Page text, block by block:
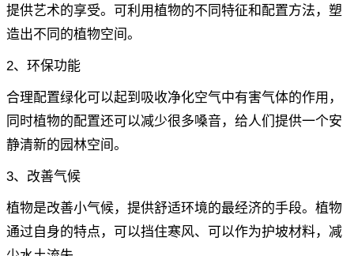
提供艺术的享受。可利用植物的不同特征和配置方法，塑
造出不同的植物空间。
2、环保功能
合理配置绿化可以起到吸收净化空气中有害气体的作用，
同时植物的配置还可以减少很多嗓音，给人们提供一个安
静清新的园林空间。
3、改善气候
植物是改善小气候，提供舒适环境的最经济的手段。植物
通过自身的特点，可以挡住寒风、可以作为护坡材料，减